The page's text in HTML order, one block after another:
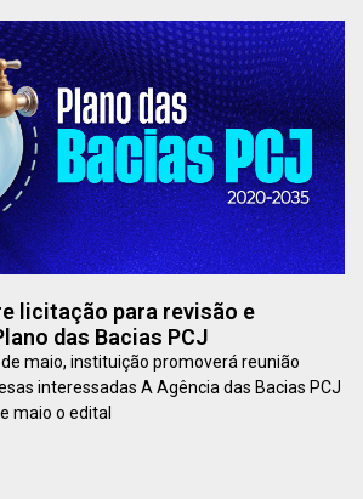
licitação para revisão e
das Bacias PCJ
maio, instituição promoverá reunião
interessadas A Agência das Bacias PCJ
maio o edital